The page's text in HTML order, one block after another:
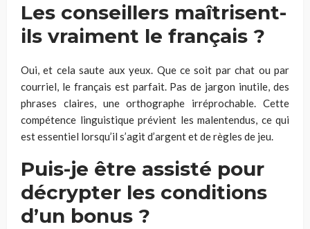
Les conseillers maîtrisent-
ils vraiment le français ?
Oui, et cela saute aux yeux. Que ce soit par chat ou par
courriel, le français est parfait. Pas de jargon inutile, des
phrases claires, une orthographe irréprochable. Cette
compétence linguistique prévient les malentendus, ce qui
est essentiel lorsqu’il s’agit d’argent et de règles de jeu.
Puis-je être assisté pour
décrypter les conditions
d’un bonus ?